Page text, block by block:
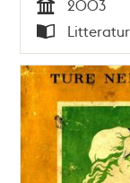
Tid
2003
Typ